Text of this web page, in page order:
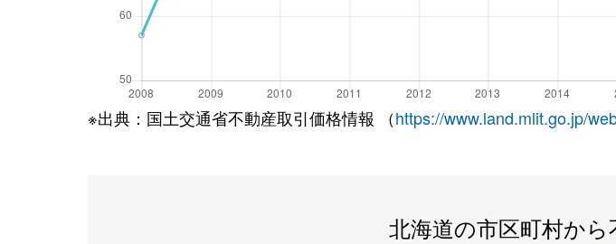
※出典：国土交通省不動産取引価格情報 （https://www.land.mlit.go.jp/
北海道の市区町村か